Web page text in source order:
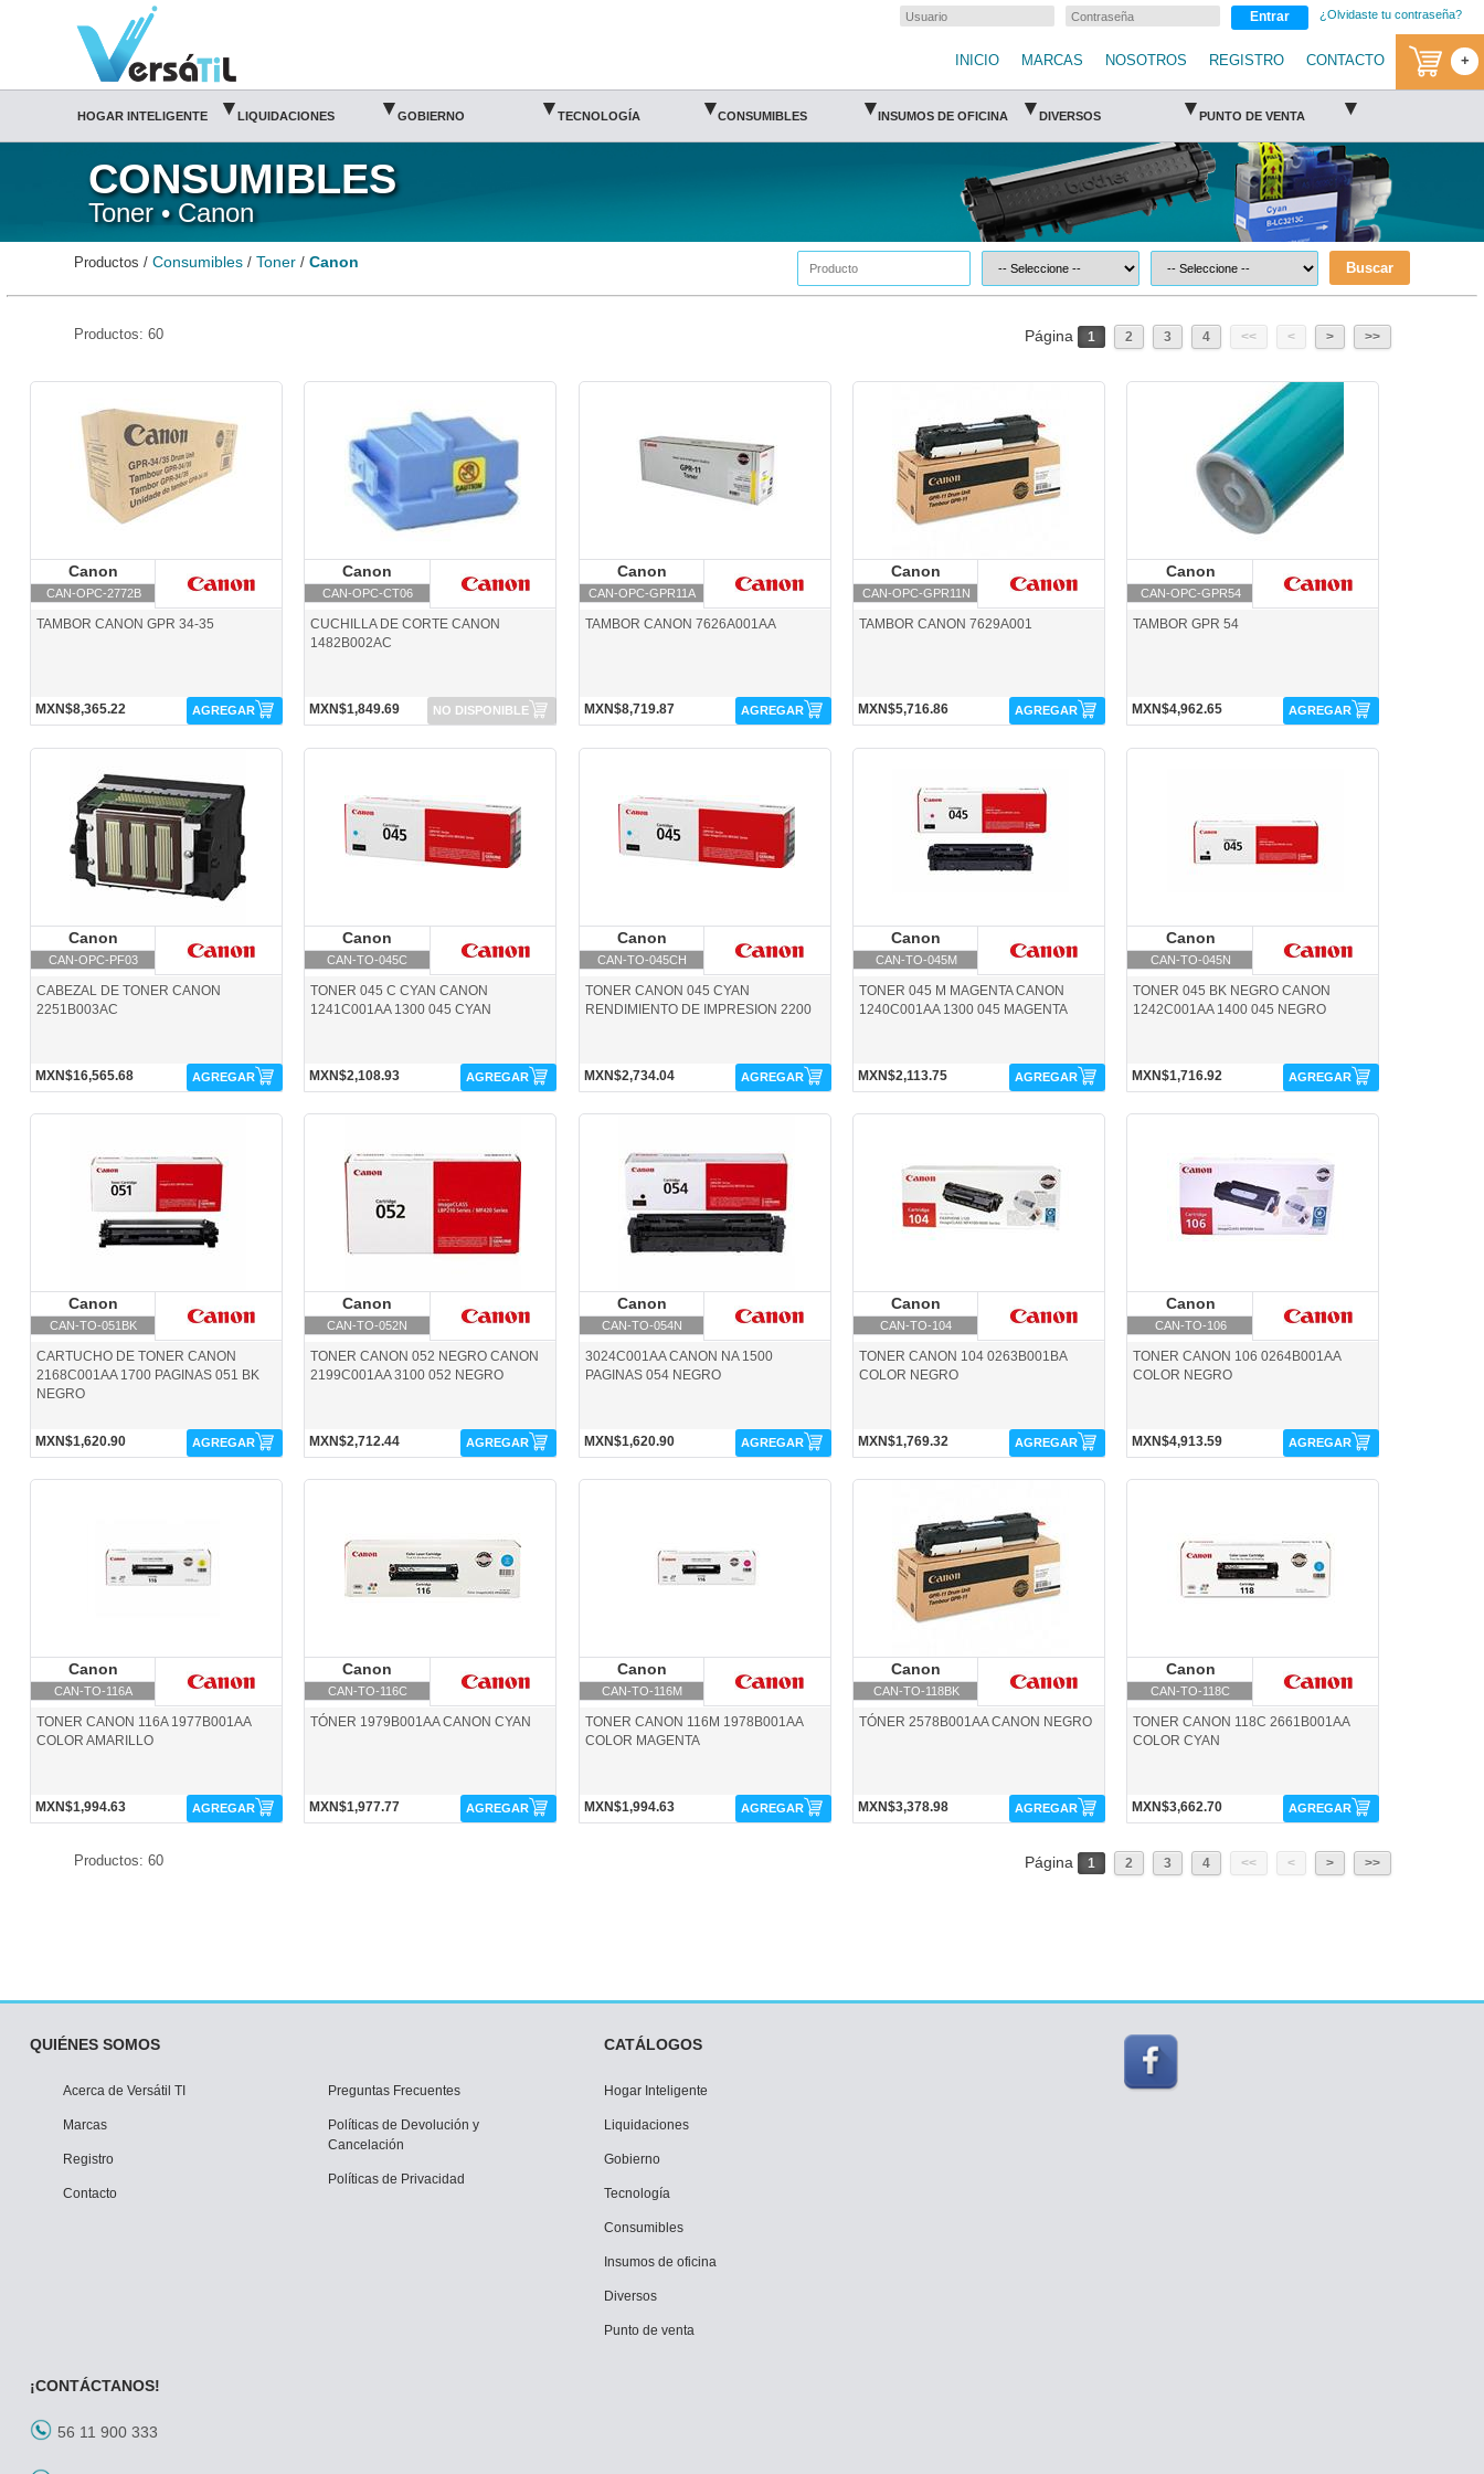
Canon/Toner/Consumibles(1)|Versátil TI Entrar ¿Olvidaste tu contraseña?
INICIO MARCAS NOSOTROS REGISTRO CONTACTO +
HOGAR INTELIGENTE ▾ LIQUIDACIONES ▾ GOBIERNO ▾ TECNOLOGÍA ▾ CONSUMIBLES ▾ INSUMOS DE OFICINA ▾ DIVERSOS ▾ PUNTO DE VENTA ▾
CONSUMIBLES
Toner • Canon
Productos /Consumibles / Toner /Canon Buscar
Productos: 60 Página 1 2 3 4 << < > >>
Canon
CAN-OPC-2772B
TAMBOR CANON GPR 34-35
MXN$8,365.22 AGREGAR
Canon
CAN-OPC-CT06
CUCHILLA DE CORTE CANON
1482B002AC
MXN$1,849.69 NO DISPONIBLE
Canon
CAN-OPC-GPR11A
TAMBOR CANON 7626A001AA
MXN$8,719.87 AGREGAR
Canon
CAN-OPC-GPR11N
TAMBOR CANON 7629A001
MXN$5,716.86 AGREGAR
Canon
CAN-OPC-GPR54
TAMBOR GPR 54
MXN$4,962.65 AGREGAR
Canon
CAN-OPC-PF03
CABEZAL DE TONER CANON
2251B003AC
MXN$16,565.68 AGREGAR
Canon
CAN-TO-045C
TONER 045 C CYAN CANON
1241C001AA 1300 045 CYAN
MXN$2,108.93 AGREGAR
Canon
CAN-TO-045CH
TONER CANON 045 CYAN
RENDIMIENTO DE IMPRESION 2200
MXN$2,734.04 AGREGAR
Canon
CAN-TO-045M
TONER 045 M MAGENTA CANON
1240C001AA 1300 045 MAGENTA
MXN$2,113.75 AGREGAR
Canon
CAN-TO-045N
TONER 045 BK NEGRO CANON
1242C001AA 1400 045 NEGRO
MXN$1,716.92 AGREGAR
Canon
CAN-TO-051BK
CARTUCHO DE TONER CANON
2168C001AA 1700 PAGINAS 051 BK
NEGRO
MXN$1,620.90 AGREGAR
Canon
CAN-TO-052N
TONER CANON 052 NEGRO CANON
2199C001AA 3100 052 NEGRO
MXN$2,712.44 AGREGAR
Canon
CAN-TO-054N
3024C001AA CANON NA 1500
PAGINAS 054 NEGRO
MXN$1,620.90 AGREGAR
Canon
CAN-TO-104
TONER CANON 104 0263B001BA
COLOR NEGRO
MXN$1,769.32 AGREGAR
Canon
CAN-TO-106
TONER CANON 106 0264B001AA
COLOR NEGRO
MXN$4,913.59 AGREGAR
Canon
CAN-TO-116A
TONER CANON 116A 1977B001AA
COLOR AMARILLO
MXN$1,994.63 AGREGAR
Canon
CAN-TO-116C
TÓNER 1979B001AA CANON CYAN
MXN$1,977.77 AGREGAR
Canon
CAN-TO-116M
TONER CANON 116M 1978B001AA
COLOR MAGENTA
MXN$1,994.63 AGREGAR
Canon
CAN-TO-118BK
TÓNER 2578B001AA CANON NEGRO
MXN$3,378.98 AGREGAR
Canon
CAN-TO-118C
TONER CANON 118C 2661B001AA
COLOR CYAN
MXN$3,662.70 AGREGAR
Productos: 60 Página 1 2 3 4 << < > >>
QUIÉNES SOMOS
Acerca de Versátil TI
Marcas
Registro
Contacto
Preguntas Frecuentes
Políticas de Devolución y
Cancelación
Políticas de Privacidad
CATÁLOGOS
Hogar Inteligente
Liquidaciones
Gobierno
Tecnología
Consumibles
Insumos de oficina
Diversos
Punto de venta
¡CONTÁCTANOS!
56 11 900 333